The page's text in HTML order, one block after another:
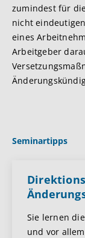
zumindest für
nicht
eines
Arbeitgeber
Seminartipps
Sie lernen
und vor